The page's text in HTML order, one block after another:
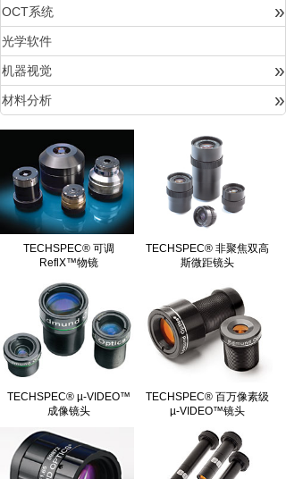
OCT系统 »
光学软件
机器视觉 »
材料分析 »
TECHSPEC® 可调
ReflX™物镜
TECHSPEC® 非聚焦双高
斯微距镜头
TECHSPEC® µ-VIDEO™
成像镜头
TECHSPEC® 百万像素级
µ-VIDEO™镜头